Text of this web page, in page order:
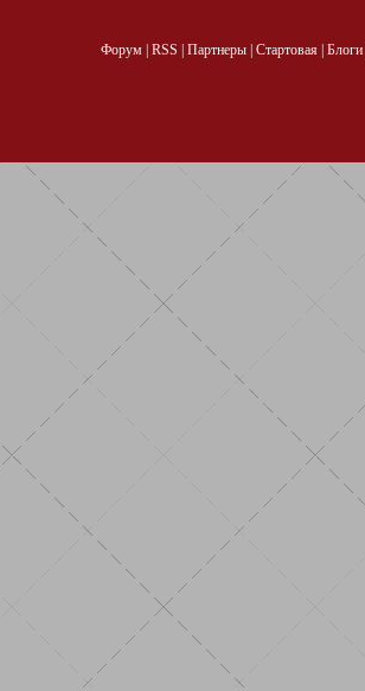
Форум| RSS Партнеры| Стартовая| Блоги|